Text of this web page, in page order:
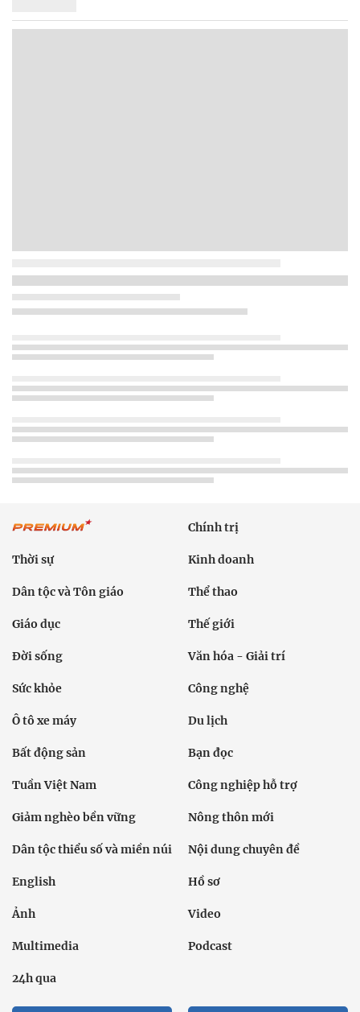
Chính trị
Thời sự Kinh doanh
Dân tộc và Tôn giáo Thể thao
Giáo dục Thế giới
Đời sống Văn hóa - Giải trí
Sức khỏe Công nghệ
Ô tô xe máy Du lịch
Bất động sản Bạn đọc
Tuần Việt Nam Công nghiệp hỗ trợ
Giảm nghèo bền vững Nông thôn mới
Dân tộc thiểu số và miền núi Nội dung chuyên đề
English Hồ sơ
Ảnh Video
Multimedia Podcast
24h qua